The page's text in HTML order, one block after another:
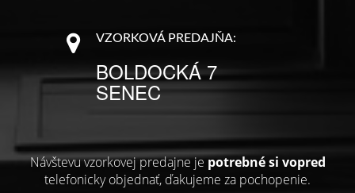
VZORKOVÁ PREDAJŇA:
BOLDOCKÁ 7
SENEC
Návštevu vzorkovej predajne jepotrebné si vopred
telefonicky objednať, ďakujeme za pochopenie.